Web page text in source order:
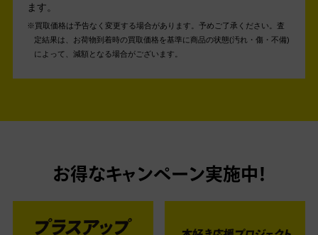
ます。
買取価格は予告なく変更する場合があります。予めご了承ください。 査
定結果は、お荷物到着時の買取価格を基準に商品の状態(汚れ・傷・不備)
によって、減額となる場合がございます。
お得なキャンペーン実施中！